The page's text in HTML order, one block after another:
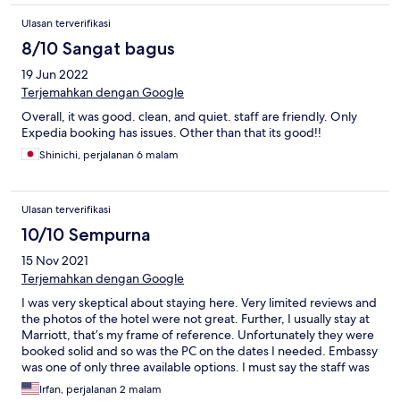
Ulasan terverifikasi
8/10 Sangat bagus
19 Jun 2022
Terjemahkan dengan Google
Overall, it was good. clean, and quiet. staff are friendly. Only
Expedia booking has issues. Other than that its good!!
Shinichi, perjalanan 6 malam
Ulasan terverifikasi
10/10 Sempurna
15 Nov 2021
Terjemahkan dengan Google
I was very skeptical about staying here. Very limited reviews and
the photos of the hotel were not great. Further, I usually stay at
Marriott, that’s my frame of reference. Unfortunately they were
booked solid and so was the PC on the dates I needed. Embassy
was one of only three available options. I must say the staff was
GREAT and the room was SPOTLESSLY clean top to bottom. I
came with low expectations but I left well rested. If you are
Irfan, perjalanan 2 malam